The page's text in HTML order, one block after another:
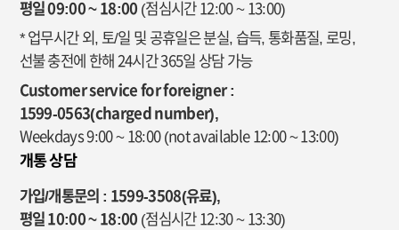
평일 09:00 ~ 18:00 (점심시간 12:00 ~ 13:00)
* 업무시간 외, 토/일 및 공휴일은 분실, 습득, 통화품질, 로밍,
선불 충전에 한해 24시간 365일 상담 가능
Customer service for foreigner :
1599-0563(charged number),
Weekdays 9:00 ~ 18:00 (not available 12:00 ~ 13:00)
개통 상담
가입/개통문의 : 1599-3508(유료),
평일 10:00 ~ 18:00 (점심시간 12:30 ~ 13:30)